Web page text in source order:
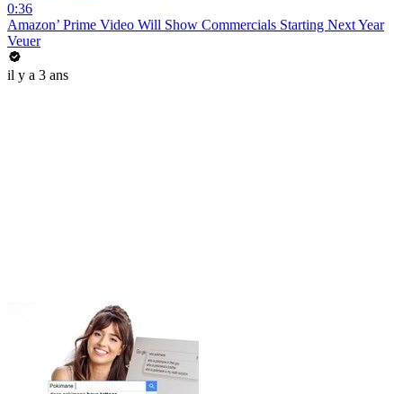
0:36
Amazon’ Prime Video Will Show Commercials Starting Next Year
Veuer
il y a 3 ans